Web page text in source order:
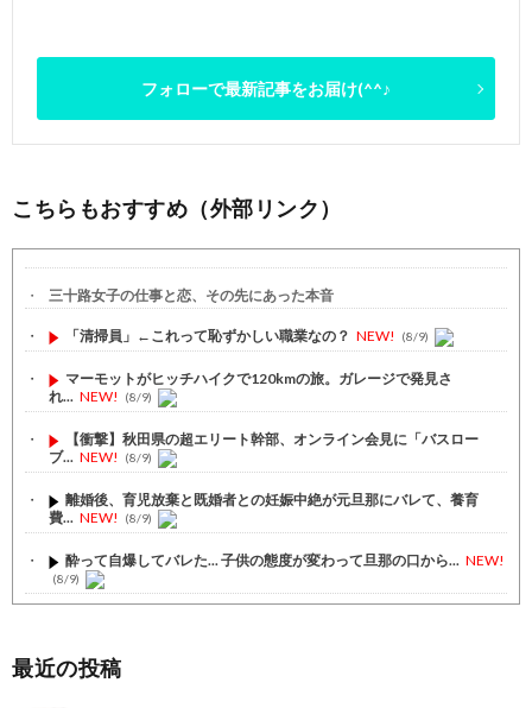
フォローで最新記事をお届け(^^♪
こちらもおすすめ（外部リンク）
三十路女子の仕事と恋、その先にあった本音
「清掃員」←これって恥ずかしい職業なの？ NEW! (8/9)
マーモットがヒッチハイクで120kmの旅。ガレージで発見さ
れ... NEW! (8/9)
【衝撃】秋田県の超エリート幹部、オンライン会見に「バスロー
ブ... NEW! (8/9)
離婚後、育児放棄と既婚者との妊娠中絶が元旦那にバレて、養育
費... NEW! (8/9)
酔って自爆してバレた... 子供の態度が変わって旦那の口から... NEW!
(8/9)
【注目】熊本地震、28人死亡（30日午前6:30時点）
最近の投稿